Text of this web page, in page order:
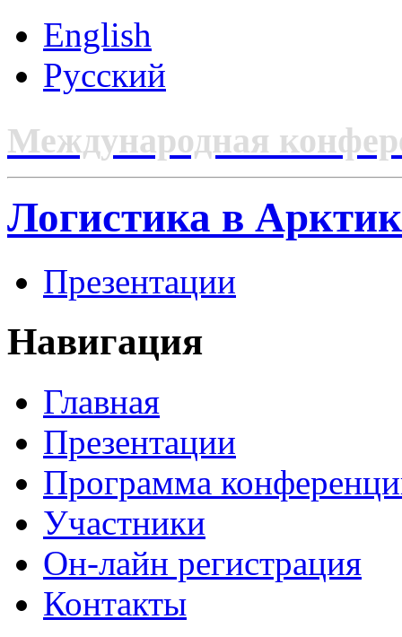
English
Русский
Международная
Логистика в
Презентации
Навигация
Главная
Презентации
Программа
Участники
Он-лайн регистрация
Контакты